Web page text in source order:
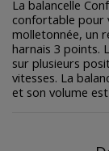
La balancelle
confortable pour
molletonnée, un
harnais 3 points.
sur plusieurs
vitesses. La
et son volume